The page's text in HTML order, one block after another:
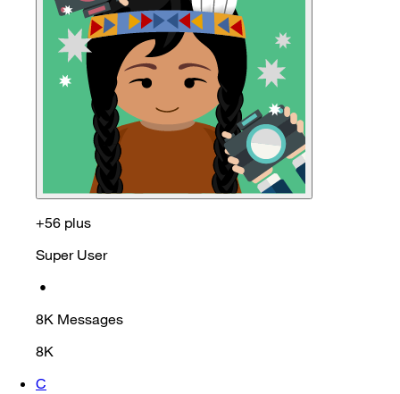
+56 plus
Super User
•
8K Messages
8K
C